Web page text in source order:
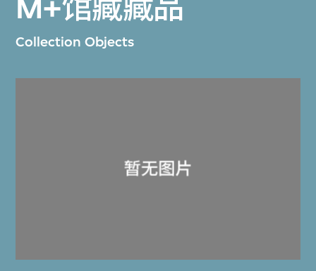
M+馆藏藏品
Collection Objects